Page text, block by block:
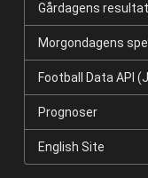
Gårdagens resultat
Morgondagens
Football Data API
Prognoser
English Site